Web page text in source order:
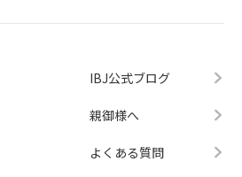
IBJ公式ブログ
親御様へ
よくある質問